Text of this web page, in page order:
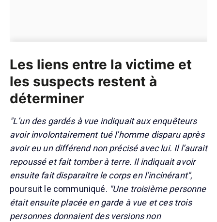
Les liens entre la victime et
les suspects restent à
déterminer
"L’un des gardés à vue indiquait aux enquêteurs
avoir involontairement tué l’homme disparu après
avoir eu un différend non précisé avec lui. Il l’aurait
repoussé et fait tomber à terre. Il indiquait avoir
ensuite fait disparaitre le corps en l’incinérant",
poursuit le communiqué. "Une troisième personne
était ensuite placée en garde à vue et ces trois
personnes donnaient des versions non